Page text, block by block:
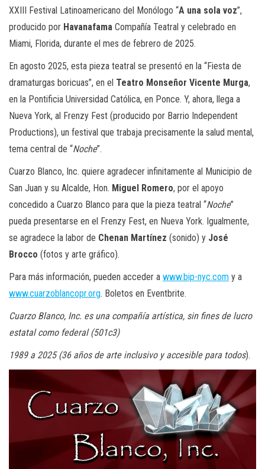
XXIII Festival Latinoamericano del Monólogo “A una sola voz”,
producido por Havanafama Compañía Teatral y celebrado en
Miami, Florida, durante el mes de febrero de 2025.
En agosto 2025, esta pieza teatral se presentó en la “Fiesta de
dramaturgas boricuas”, en el Teatro Monseñor Vicente Murga,
en la Pontificia Universidad Católica, en Ponce. Y, ahora, llega a
Nueva York, al Frenzy Fest (producido por Barrio Independent
Productions), un festival que trabaja precisamente la salud mental,
tema central de “Noche”.
Cuarzo Blanco, Inc. quiere agradecer infinitamente al Municipio de
San Juan y su Alcalde, Hon. Miguel Romero, por el apoyo
concedido a Cuarzo Blanco para que la pieza teatral “Noche”
pueda presentarse en el Frenzy Fest, en Nueva York. Igualmente,
se agradece la labor de Chenan Martínez (sonido) y José
Brocco (fotos y arte gráfico).
Para más información, pueden acceder a www.bip-nyc.com y a
www.cuarzoblancopr.org. Boletos en Eventbrite.
Cuarzo Blanco, Inc. es una compañía artística, sin fines de lucro
estatal como federal (501c3)
1989 a 2025 (36 años de arte inclusivo y accesible para todos).